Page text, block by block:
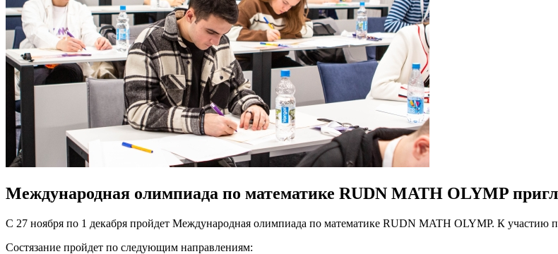
Международная олимпиада по математике RUDN MATH OLYMP
С 27 ноября по 1 декабря пройдет Международная олимпиада по математике RUDN MATH OLYMP. К участию
Состязание пройдет по следующим направлениям: